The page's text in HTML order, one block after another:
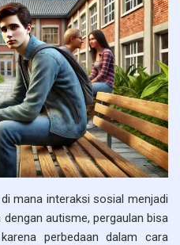
mana interaksi sosial menjadi
autisme, pergaulan bisa
perbedaan dalam cara